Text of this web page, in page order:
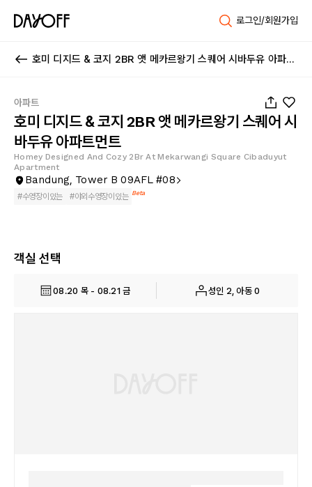
로그인/회원가입
호미 디지드 & 코지 2BR 앳 메카르왕기 스퀘어 시바두유 아파트먼트
아파트
호미 디지드 & 코지 2BR 앳 메카르왕기 스퀘어 시
바두유 아파트먼트
Homey Designed And Cozy 2Br At Mekarwangi Square Cibaduyut
Apartment
Bandung, Tower B 09AFL #08
#수영장이있는 #야외수영장이있는 Beta
객실 선택
08.20 목 - 08.21 금 성인 2, 아동 0